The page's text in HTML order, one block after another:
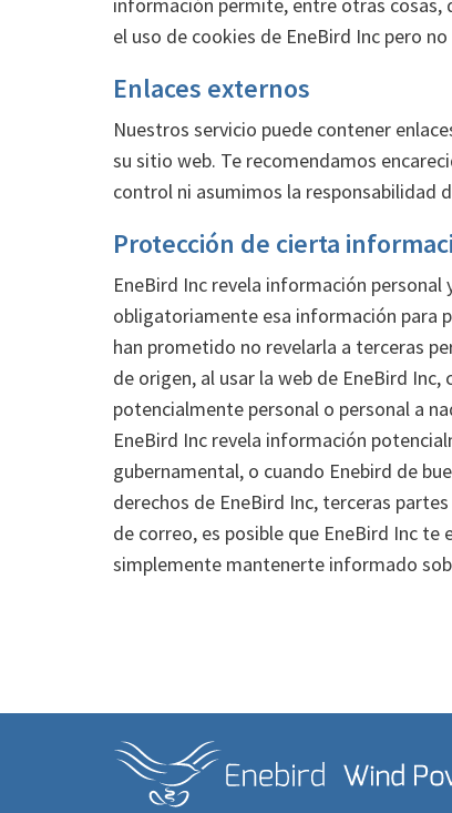
el uso de cookies de EneBird Inc pero
Enlaces externos
Nuestros servicio puede contener
su sitio web. Te recomendamos
control ni asumimos la responsabilidad
Protección de cierta
EneBird Inc revela información
obligatoriamente esa información para
han prometido no revelarla a terceras
de origen, al usar la web de EneBird
potencialmente personal o personal a
EneBird Inc revela información
gubernamental, o cuando Enebird de
derechos de EneBird Inc, terceras
de correo, es posible que EneBird Inc
simplemente mantenerte informado